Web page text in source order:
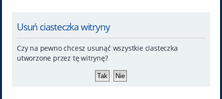
Usuń ciasteczka witryny
Czy na pewno chcesz usunąć wszystkie ciasteczka
utworzone przez tę witrynę?